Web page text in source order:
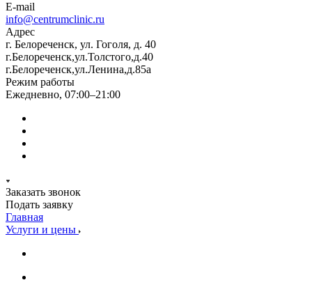
E-mail
info@centrumclinic.ru
Адрес
г. Белореченск, ул. Гоголя, д. 40
г.Белореченск,ул.Толстого,д.40
г.Белореченск,ул.Ленина,д.85а
Режим работы
Ежедневно, 07:00–21:00
Заказать звонок
Подать заявку
Главная
Услуги и цены